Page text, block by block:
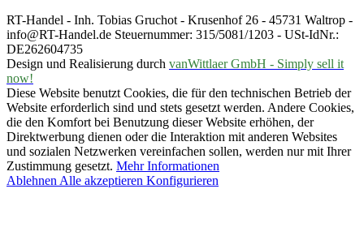
RT-Handel - Inh. Tobias Gruchot - Krusenhof 26 - 45731 Waltrop -
info@RT-Handel.de Steuernummer: 315/5081/1203 - USt-IdNr.:
DE262604735
Design und Realisierung durch vanWittlaer GmbH - Simply sell it
now!
Diese Website benutzt Cookies, die für den technischen Betrieb der
Website erforderlich sind und stets gesetzt werden. Andere Cookies,
die den Komfort bei Benutzung dieser Website erhöhen, der
Direktwerbung dienen oder die Interaktion mit anderen Websites
und sozialen Netzwerken vereinfachen sollen, werden nur mit Ihrer
Zustimmung gesetzt. Mehr Informationen
Ablehnen Alle akzeptieren Konfigurieren